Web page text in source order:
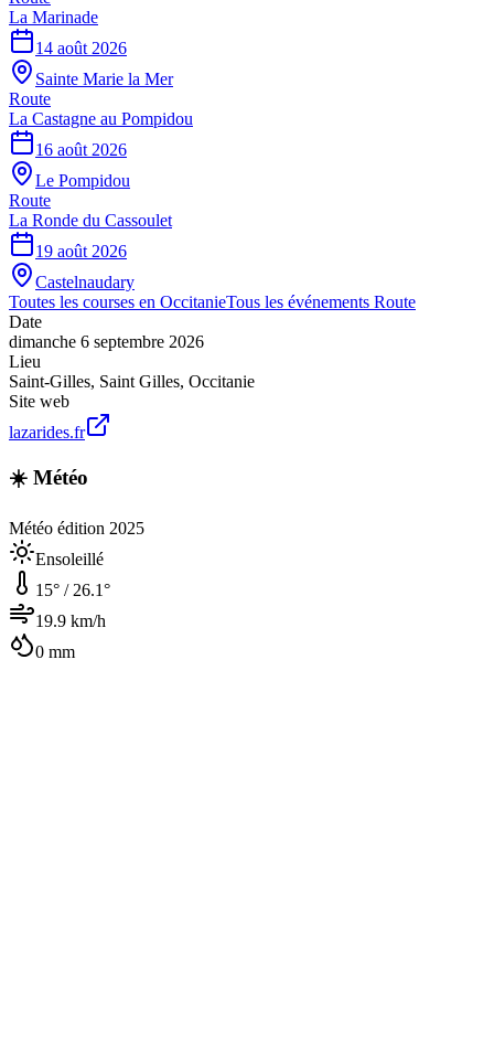
La Marinade
14 août 2026
Sainte Marie la Mer
Route
La Castagne au Pompidou
16 août 2026
Le Pompidou
Route
La Ronde du Cassoulet
19 août 2026
Castelnaudary
Toutes les courses en OccitanieTous les événements Route
Date
dimanche 6 septembre 2026
Lieu
Saint-Gilles, Saint Gilles, Occitanie
Site web
lazarides.fr
☀️ Météo
Météo édition 2025
Ensoleillé
15° / 26.1°
19.9 km/h
0 mm